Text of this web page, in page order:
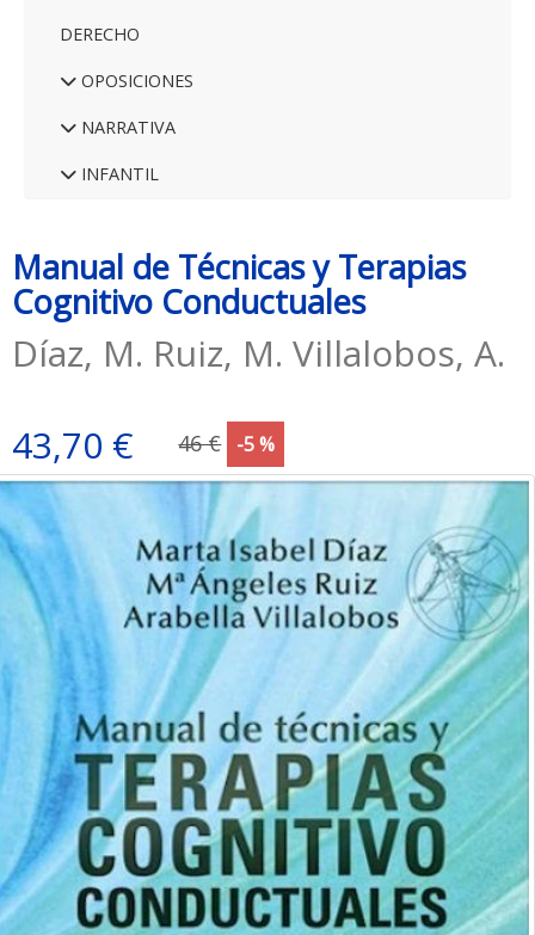
DERECHO
OPOSICIONES
NARRATIVA
INFANTIL
Manual de Técnicas y Terapias
Cognitivo Conductuales
Díaz, M. Ruiz, M. Villalobos, A.
43,70 €
46 € -5 %